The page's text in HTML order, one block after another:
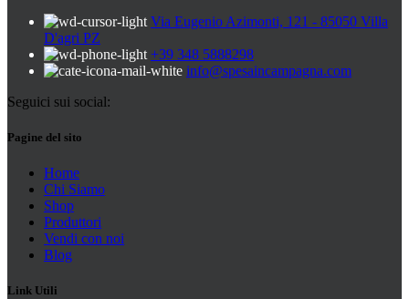
Via Eugenio Azimonti, 121 - 85050 Villa
D'agri PZ
+39 348 5888298
info@spesaincampagna.com
Seguici sui social:
Pagine del sito
Home
Chi Siamo
Shop
Produttori
Vendi con noi
Blog
Link Utili